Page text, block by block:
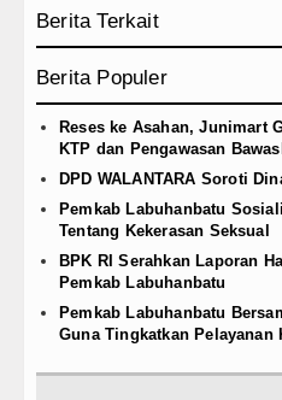
Berita Terkait
Berita Populer
Reses ke Asahan, Junimart
KTP dan Pengawasan
DPD WALANTARA Soroti
Pemkab Labuhanbatu
Tentang Kekerasan Seksual
BPK RI Serahkan Laporan
Pemkab Labuhanbatu
Pemkab Labuhanbatu
Guna Tingkatkan Pelayanan